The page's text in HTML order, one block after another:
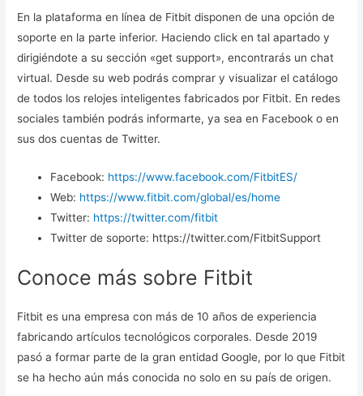
En la plataforma en línea de Fitbit disponen de una opción de
soporte en la parte inferior. Haciendo click en tal apartado y
dirigiéndote a su sección «get support», encontrarás un chat
virtual. Desde su web podrás comprar y visualizar el catálogo
de todos los relojes inteligentes fabricados por Fitbit. En redes
sociales también podrás informarte, ya sea en Facebook o en
sus dos cuentas de Twitter.
Facebook: https://www.facebook.com/FitbitES/
Web: https://www.fitbit.com/global/es/home
Twitter: https://twitter.com/fitbit
Twitter de soporte: https://twitter.com/FitbitSupport
Conoce más sobre Fitbit
Fitbit es una empresa con más de 10 años de experiencia
fabricando artículos tecnológicos corporales. Desde 2019
pasó a formar parte de la gran entidad Google, por lo que Fitbit
se ha hecho aún más conocida no solo en su país de origen.